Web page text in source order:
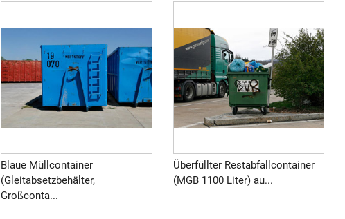
Blaue Müllcontainer
(Gleitabsetzbehälter,
Großconta...
Überfüllter Restabfallcontainer
(MGB 1100 Liter) au...